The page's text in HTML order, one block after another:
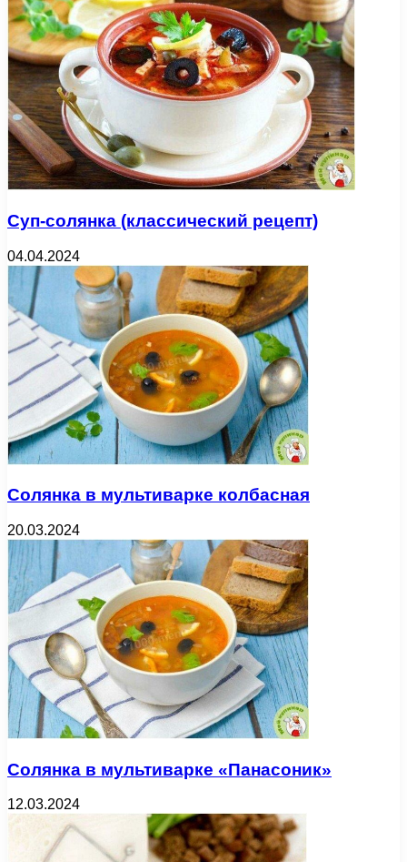
Суп-солянка (классический рецепт)
04.04.2024
Солянка в мультиварке колбасная
20.03.2024
Солянка в мультиварке «Панасоник»
12.03.2024